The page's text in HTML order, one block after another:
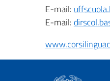
E-mail:
E-mail: